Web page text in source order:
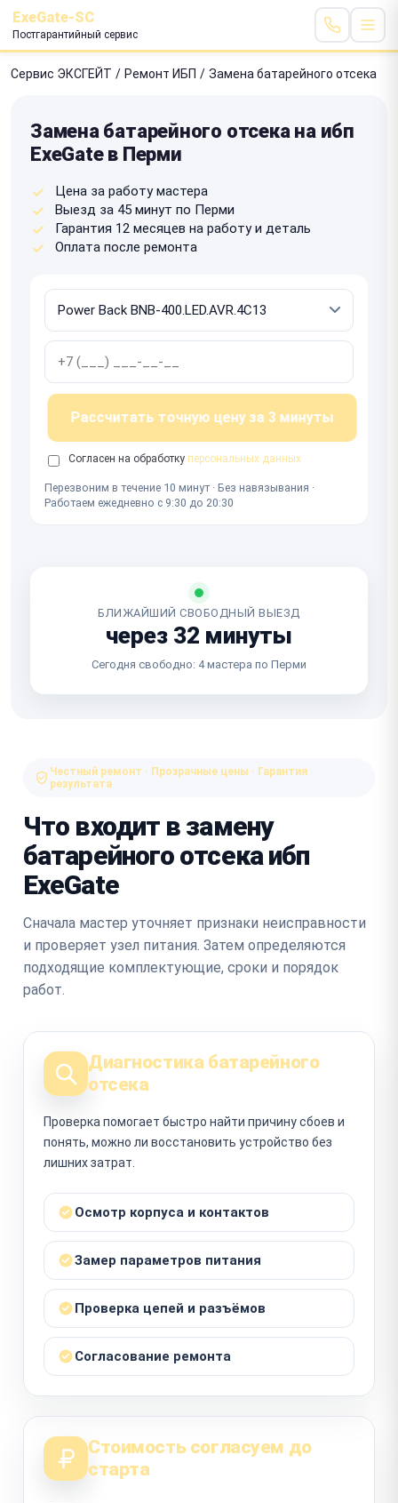
ExeGate-SC
Постгарантийный сервис
Сервис ЭКСГЕЙТ / Ремонт ИБП / Замена батарейного отсека
Замена батарейного отсека на ибп
ExeGate в Перми
Цена за работу мастера
Выезд за 45 минут по Перми
Гарантия 12 месяцев на работу и деталь
Оплата после ремонта
Рассчитать точную цену за 3 минуты
Согласен на обработку персональных данных
Перезвоним в течение 10 минут · Без навязывания ·
Работаем ежедневно с 9:30 до 20:30
БЛИЖАЙШИЙ СВОБОДНЫЙ ВЫЕЗД
через 32 минуты
Сегодня свободно: 4 мастера по Перми
Честный ремонт · Прозрачные цены · Гарантия
результата
Что входит в замену
батарейного отсека ибп
ExeGate
Сначала мастер уточняет признаки неисправности
и проверяет узел питания. Затем определяются
подходящие комплектующие, сроки и порядок
работ.
Диагностика батарейного
отсека
Проверка помогает быстро найти причину сбоев и
понять, можно ли восстановить устройство без
лишних затрат.
Осмотр корпуса и контактов
Замер параметров питания
Проверка цепей и разъёмов
Согласование ремонта
Стоимость согласуем до
старта